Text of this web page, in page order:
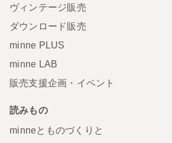
ヴィンテージ販売
ダウンロード販売
minne PLUS
minne LAB
販売支援企画・イベント
読みもの
minneとものづくりと